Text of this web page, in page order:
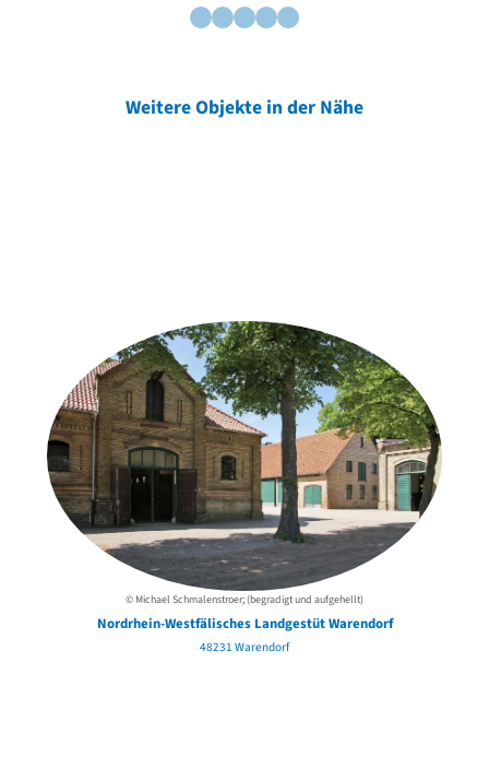
Weitere Objekte in der Nähe
© Michael Schmalenstroer; (begradigt und aufgehellt)
Nordrhein-Westfälisches Landgestüt Warendorf
48231 Warendorf